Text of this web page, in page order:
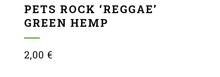
PETS ROCK ‘REGGAE’
GREEN HEMP
2,00 €